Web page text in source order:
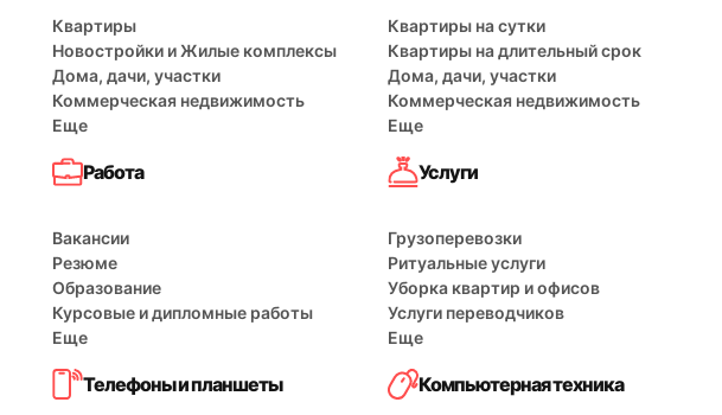
Квартиры
Новостройки и Жилые комплексы
Дома, дачи, участки
Коммерческая недвижимость
Еще
Квартиры на сутки
Квартиры на длительный срок
Дома, дачи, участки
Коммерческая недвижимость
Еще
Работа
Вакансии
Резюме
Образование
Курсовые и дипломные работы
Еще
Услуги
Грузоперевозки
Ритуальные услуги
Уборка квартир и офисов
Услуги переводчиков
Еще
Телефоны и планшеты Компьютерная техника